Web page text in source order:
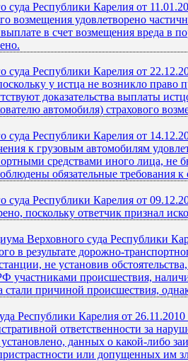
Республики Карелия от
возмещения удовлетворено
в счет возмещения вреда в
Республики Карелия от
у истца не возникло право
доказательства выплаты
автомобиля) страхового
Республики Карелия от
к грузовым автомобилям
средствами иного лица,
обязательные требования
Республики Карелия от
поскольку ответчик признал
Верховного суда Республики
в результате дорожно-
не установив
участниками происшествия,
стали причиной происшествия,
Республики Карелия от
ответственности за
данных о какой-либо
или допущенных им